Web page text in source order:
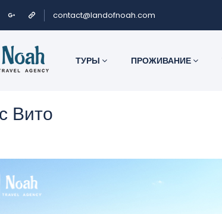
contact@landofnoah.com
ТУРЫ ПРОЖИВАНИЕ
Вито